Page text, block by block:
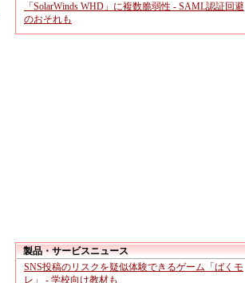
「SolarWinds WHD」に複数脆弱性 - SAML認証回避
のおそれも
製品・サービスニュース
SNS投稿のリスクを疑似体験できるゲーム「ばくモ
レ」 - 学校向け教材も